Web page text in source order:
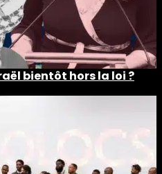
bientôt hors la loi ?